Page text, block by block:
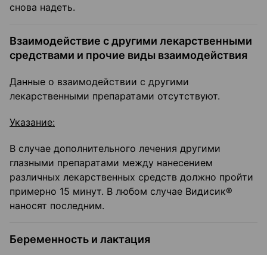
снова надеть.
Взаимодействие с другими лекарственными
средствами и прочие виды взаимодействия
Данные о взаимодействии с другими
лекарственными препаратами отсутствуют.
Указание:
В случае дополнительного лечения другими
глазными препаратами между нанесением
различных лекарственных средств должно пройти
примерно 15 минут. В любом случае Видисик®
наносят последним.
Беременность и лактация